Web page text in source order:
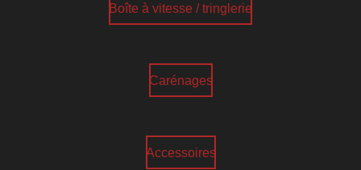
Boîte à vitesse / tringlerie
Carénages
Accessoires